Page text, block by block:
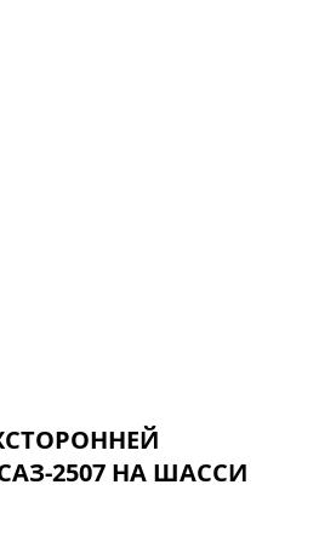
2507 НА ШАССИ